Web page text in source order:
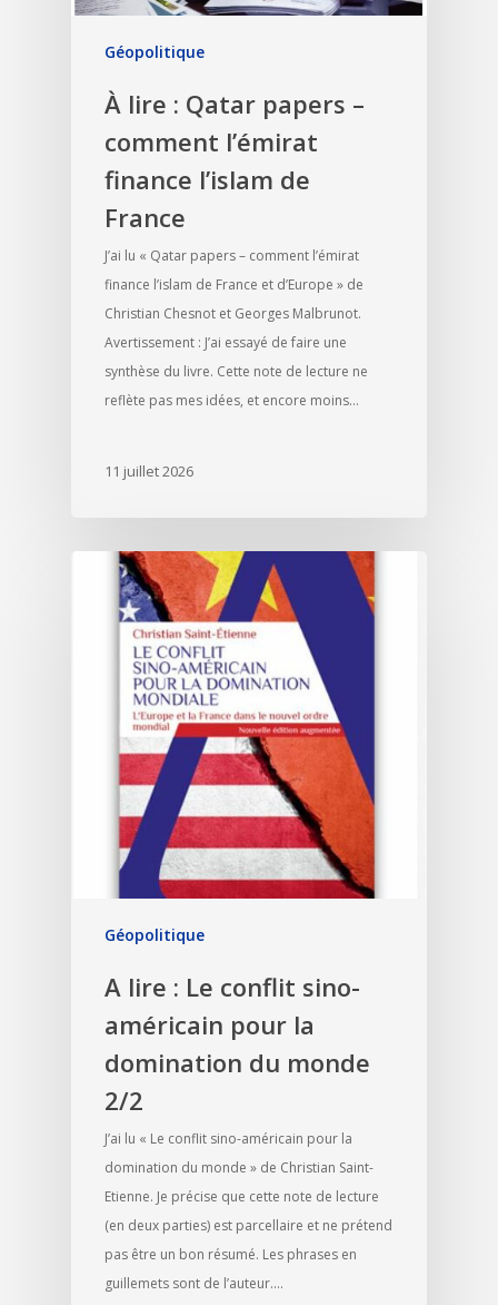
Géopolitique
À lire : Qatar papers –
comment l’émirat
finance l’islam de
France
J’ai lu « Qatar papers – comment l’émirat
finance l’islam de France et d’Europe » de
Christian Chesnot et Georges Malbrunot.
Avertissement : J’ai essayé de faire une
synthèse du livre. Cette note de lecture ne
reflète pas mes idées, et encore moins…
11 juillet 2026
Géopolitique
A lire : Le conflit sino-
américain pour la
domination du monde
2/2
J’ai lu « Le conflit sino-américain pour la
domination du monde » de Christian Saint-
Etienne. Je précise que cette note de lecture
(en deux parties) est parcellaire et ne prétend
pas être un bon résumé. Les phrases en
guillemets sont de l’auteur.…